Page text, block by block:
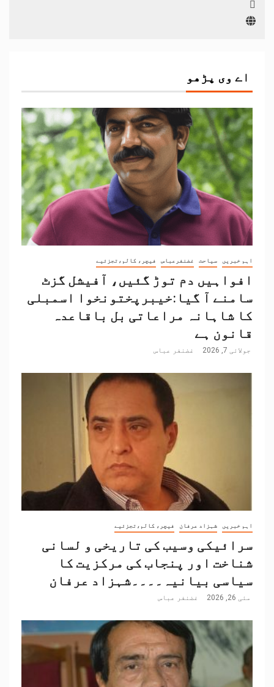
اے وی پڑھو
اہم خبریں سیاحت غضنفرعباس فیچر، کالم،تجزئیے
افواہیں دم توڑ گئیں، آفیشل گزٹ
سامنے آ گیا:خیبرپختونخوا اسمبلی
کا شاہانہ مراعاتی بل باقاعدہ
قانون ہے
جولائی 7, 2026 غضنفر عباس
اہم خبریں شہزاد عرفان فیچر، کالم،تجزئیے
سرائیکی وسیب کی تاریخی و لسانی
شناخت اور پنجاب کی مرکزیت کا
سیاسی بیانیہ۔۔۔۔شہزاد عرفان
مئی 26, 2026 غضنفر عباس